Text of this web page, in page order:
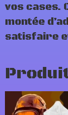
vos cases.
montée
satisfaire